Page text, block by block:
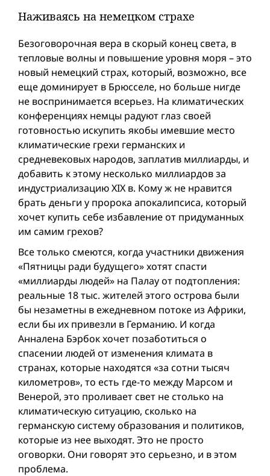
Наживаясь на немецком страхе
Безоговорочная вера в скорый конец света, в
тепловые волны и повышение уровня моря – это
новый немецкий страх, который, возможно, все
еще доминирует в Брюсселе, но больше нигде
не воспринимается всерьез. На климатических
конференциях немцы радуют глаз своей
готовностью искупить якобы имевшие место
климатические грехи германских и
средневековых народов, заплатив миллиарды, и
добавить к этому несколько миллиардов за
индустриализацию XIX в. Кому ж не нравится
брать деньги у пророка апокалипсиса, который
хочет купить себе избавление от придуманных
им самим грехов?
Все только смеются, когда участники движения
«Пятницы ради будущего» хотят спасти
«миллиарды людей» на Палау от подтопления:
реальные 18 тыс. жителей этого острова были
бы незаметны в ежедневном потоке из Африки,
если бы их привезли в Германию. И когда
Анналена Бэрбок хочет позаботиться о
спасении людей от изменения климата в
странах, которые находятся «за сотни тысяч
километров», то есть где-то между Марсом и
Венерой, это проливает свет не столько на
климатическую ситуацию, сколько на
германскую систему образования и политиков,
которые из нее выходят. Это не просто
оговорки. Они говорят это серьезно, и в этом
проблема.